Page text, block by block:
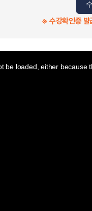
※ 수강확인증 발
be loaded, either because